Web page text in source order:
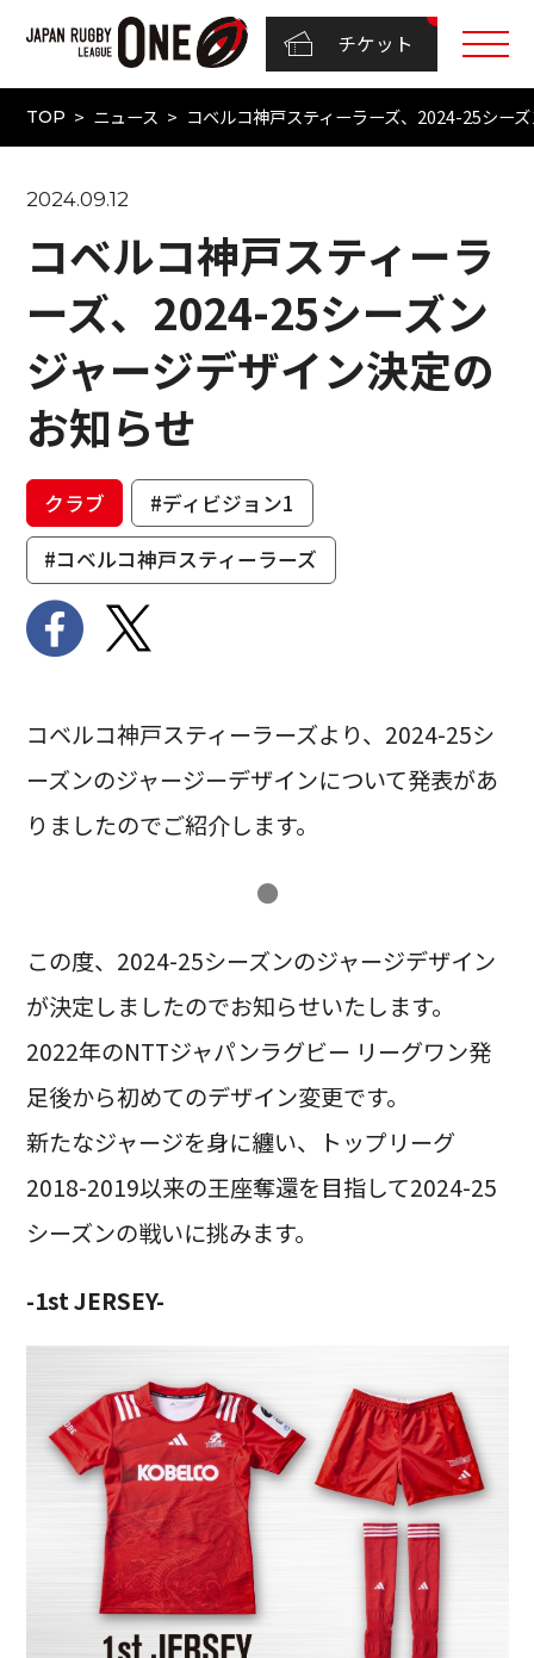
チケット
TOP ニュース コベルコ神戸スティーラーズ、2024-25シー
2024.09.12
コベルコ神戸スティーラ
ーズ、2024-25シーズン
ジャージデザイン決定の
お知らせ
クラブ
#ディビジョン1
#コベルコ神戸スティーラーズ
コベルコ神戸スティーラーズより、2024-25シ
ーズンのジャージーデザインについて発表があ
りましたのでご紹介します。
●
この度、2024-25シーズンのジャージデザイン
が決定しましたのでお知らせいたします。
2022年のNTTジャパンラグビー リーグワン発
足後から初めてのデザイン変更です。
新たなジャージを身に纏い、トップリーグ
2018-2019以来の王座奪還を目指して2024-25
シーズンの戦いに挑みます。
-1st JERSEY-